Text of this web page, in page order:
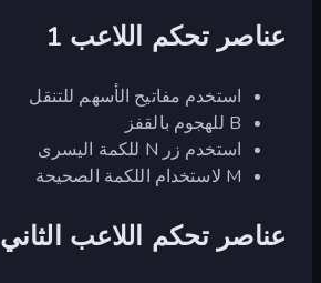
عناصر تحكم اللاعب 1
استخدم مفاتيح الأسهم للتنقل
B للهجوم بالقفز
استخدم زر N للكمة اليسرى
M لاستخدام اللكمة الصحيحة
عناصر تحكم اللاعب الثاني